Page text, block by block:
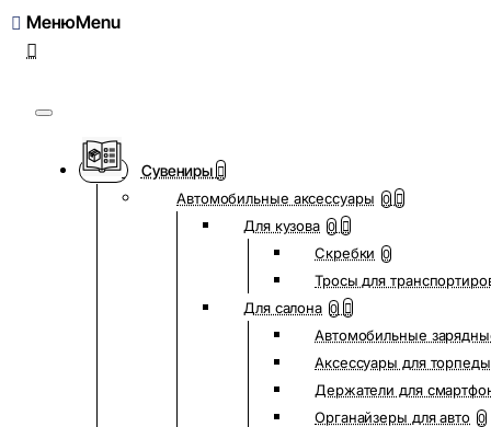
Меню
Сувениры
Автомобильные аксессуары 0
Для кузова 0
Скребки 0
Тросы для
Для салона 0
Автомобильные
Аксессуары для
Держатели для
Органайзеры для авто 0